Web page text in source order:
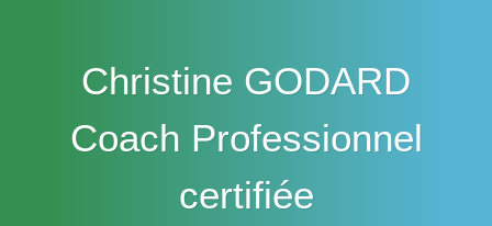
Christine GODARD
Coach Professionnel
certifiée